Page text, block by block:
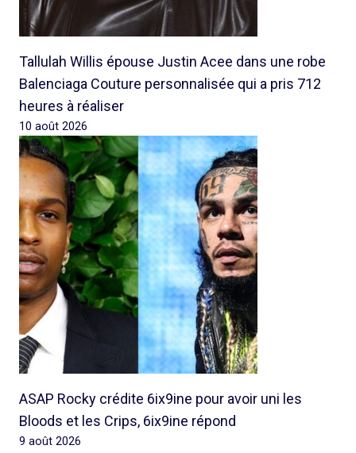
Tallulah Willis épouse Justin Acee dans une robe
Balenciaga Couture personnalisée qui a pris 712
heures à réaliser
10 août 2026
ASAP Rocky crédite 6ix9ine pour avoir uni les
Bloods et les Crips, 6ix9ine répond
9 août 2026